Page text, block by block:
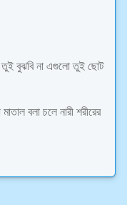
বুঝবি না এগুলো তুই ছোট
বলা চলে নারী শরীরের